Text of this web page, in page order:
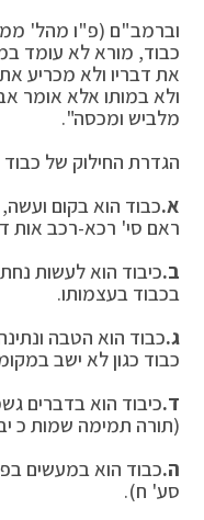
וברמב"ם (פ"ו מהל'
כבוד, מורא לא עומד
את דבריו ולא מכריע
ולא במותו אלא אומר
מלביש ומכסה".
הגדרת החילוק של
א.כבוד הוא בקום
ראם סי' רכא-רכב אות
ב.כיבוד הוא לעשות נחת
בכבוד בעצמותו.
ג.כבוד הוא הטבה
כבוד כגון לא ישב
ד.כיבוד הוא בדברים
(תורה תמימה שמות כ
ה.כבוד הוא במעשים
סע' ח).